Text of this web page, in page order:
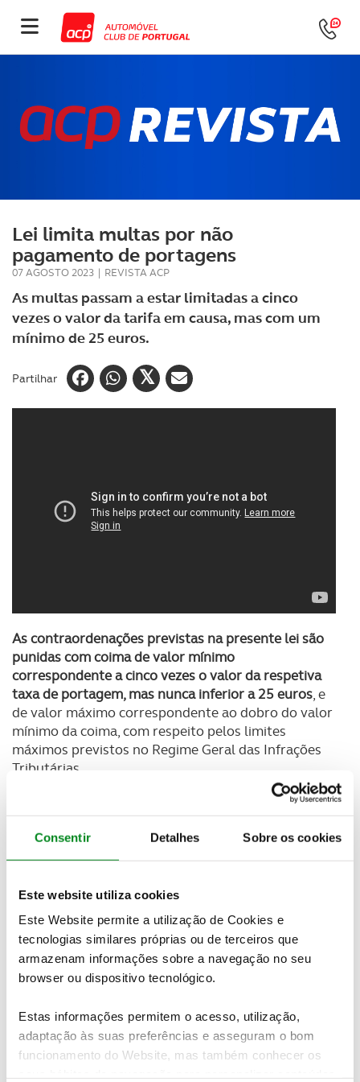
Consentir Detalhes Sobre os cookies
Este website utiliza cookies
Este Website permite a utilização de Cookies e
tecnologias similares próprias ou de terceiros que
armazenam informações sobre a navegação no seu
browser ou dispositivo tecnológico.
Estas informações permitem o acesso, utilização,
adaptação às suas preferências e asseguram o bom
funcionamento do Website, mas também conhecer os
Lei limita multas por não
pagamento de portagens
07 AGOSTO 2023 | REVISTA ACP
As multas passam a estar limitadas a cinco
vezes o valor da tarifa em causa, mas com um
mínimo de 25 euros.
Partilhar
As contraordenações previstas na presente lei são
punidas com coima de valor mínimo
correspondente a cinco vezes o valor da respetiva
taxa de portagem, mas nunca inferior a 25 euros, e
de valor máximo correspondente ao dobro do valor
mínimo da coima, com respeito pelos limites
máximos previstos no Regime Geral das Infrações
Tributárias.
Esta lei vem alterar outro diploma, de 2006, que
estabelecia que "as contraordenações previstas na
presente lei são punidas com coima de valor mínimo
correspondente a 7,5 vezes o valor da respetiva
de valor máximo correspondente ao quadruplo do
valor mínimo da coima, com respeito pelos limites
máximos previstos no Regime Geral das Infrações
Tributárias".
Newsletter Revista
do universo ACP.